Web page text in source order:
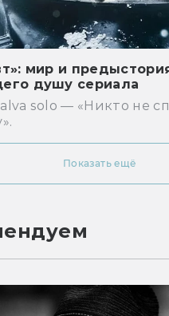
мир и
душу сериала
solo — «Никто не
Показать ещё